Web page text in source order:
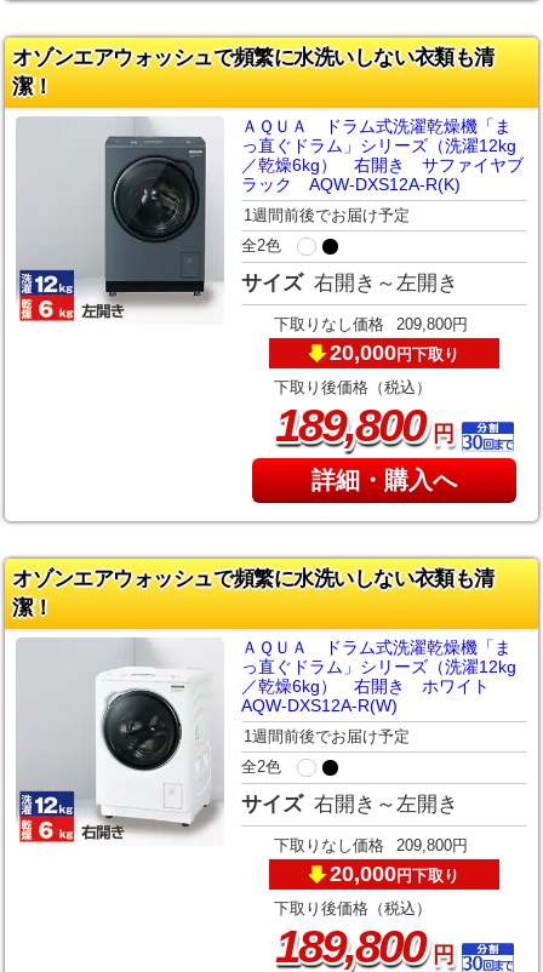
オゾンエアウォッシュで頻繁に水洗いしない衣類も清
潔！
ＡＱＵＡ ドラム式洗濯乾燥機「ま
っ直ぐドラム」シリーズ（洗濯12kg
／乾燥6kg） 右開き サファイヤブ
ラック AQW-DXS12A-R(K)
1週間前後でお届け予定
全2色
サイズ 右開き～左開き
下取りなし価格 209,800円
20,000円下取り
下取り後価格（税込）
189,800円
詳細・購入へ
オゾンエアウォッシュで頻繁に水洗いしない衣類も清
潔！
ＡＱＵＡ ドラム式洗濯乾燥機「ま
っ直ぐドラム」シリーズ（洗濯12kg
／乾燥6kg） 右開き ホワイト
AQW-DXS12A-R(W)
1週間前後でお届け予定
全2色
サイズ 右開き～左開き
下取りなし価格 209,800円
20,000円下取り
下取り後価格（税込）
189,800円